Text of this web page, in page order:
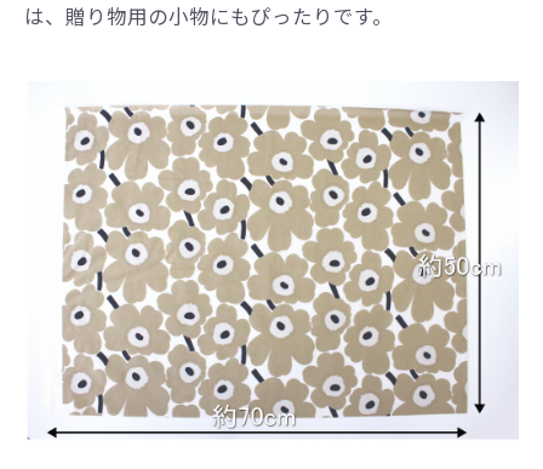
は、贈り物用の小物にもぴったりです。